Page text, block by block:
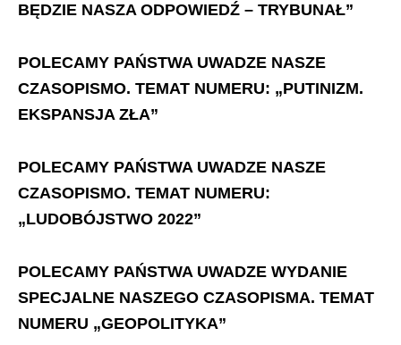
BĘDZIE NASZA ODPOWIEDŹ – TRYBUNAŁ”
POLECAMY PAŃSTWA UWADZE NASZE
CZASOPISMO. TEMAT NUMERU: „PUTINIZM.
EKSPANSJA ZŁA”
POLECAMY PAŃSTWA UWADZE NASZE
CZASOPISMO. TEMAT NUMERU:
„LUDOBÓJSTWO 2022”
POLECAMY PAŃSTWA UWADZE WYDANIE
SPECJALNE NASZEGO CZASOPISMA. TEMAT
NUMERU „GEOPOLITYKA”